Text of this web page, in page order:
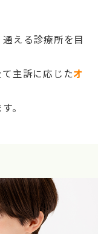
通える診療所を目
主訴に応じたオ
。